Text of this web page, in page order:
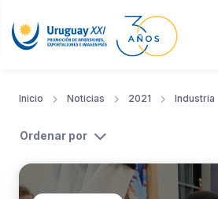
Inicio Noticias 2021 Industria
Ordenar por